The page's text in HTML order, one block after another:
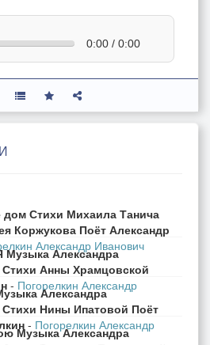
0:00 / 0:00
дом Стихи Михаила Танича
Коржукова Поёт Александр
Александр Иванович
Александра
Стихи Анны Храмцовской
- Погорелкин Александр
Александра
Стихи Нины Ипатовой Поёт
- Погорелкин Александр
Музыка Александра